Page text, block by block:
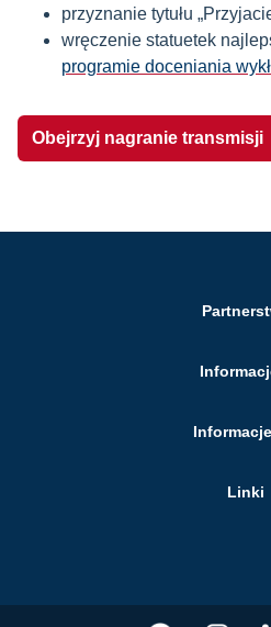
przyznanie tytułu
wręczenie statuetek
programie doceniania
Obejrzyj nagranie transmisji
Linki